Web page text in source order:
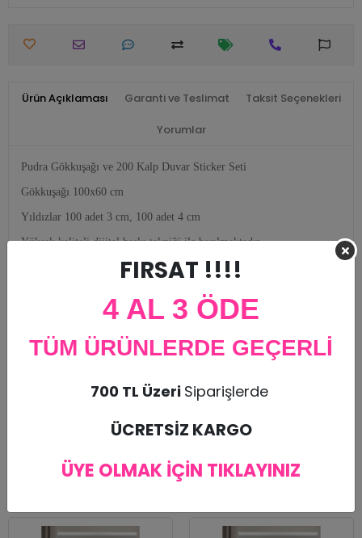
Ürün Açıklaması Garanti ve Teslimat Taksit Seçenekleri
Yorumlar
Pudra Gökkuşağı ve 200 Kalp Duvar Sticker Seti
Gökkuşağı 100x60 cm
Yıldızlar 100 adet 3 cm, 100 adet 4 cm
Yüksek kaliteli dijital baskı tekniği ile basılmaktadır.
Cam, duvar, metal, mobilya ve tüm düz zeminlere rahatça
Sudan etkilenmez, Kolay yırtılmaz
Kendinden yapışkanı sayesinde ekstra yapıştırıcı gerekmez.
Yapıştırılan yüzeyin temiz, düz ve pürüzsüz olması gerekmektedir.
Temizliği kimyasallar kullanmadan nemli bez ile yapılmalıdır.
FIRSAT !!!!
4 AL 3 ÖDE
TÜM ÜRÜNLERDE GEÇERLİ
700 TL Üzeri Siparişlerde
ÜCRETSİZ KARGO
ÜYE OLMAK İÇİN TIKLAYINIZ